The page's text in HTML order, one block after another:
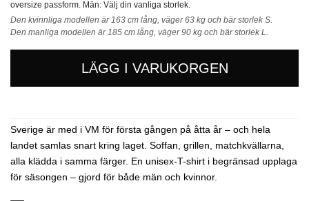
oversize passform. Män: Välj din vanliga storlek.
Den kvinnliga modellen är 163 cm lång, väger 63 kg och bär storlek S.
Den manliga modellen är 185 cm lång, väger 90 kg och bär storlek L.
LÄGG I VARUKORGEN
Sverige är med i VM för första gången på åtta år – och hela
landet samlas snart kring laget. Soffan, grillen, matchkvällarna,
alla klädda i samma färger. En unisex-T-shirt i begränsad upplaga
för säsongen – gjord för både män och kvinnor.